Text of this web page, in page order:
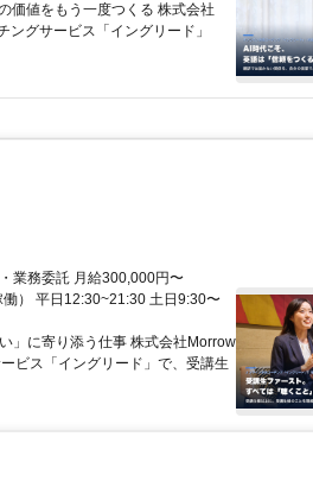
価値をもう一度つくる 株式会社
グサービス「イングリード」
業務委託 月給300,000円〜
） 平日12:30~21:30 土日9:30〜
」に寄り添う仕事 株式会社Morrow
ビス「イングリード」で、受講生